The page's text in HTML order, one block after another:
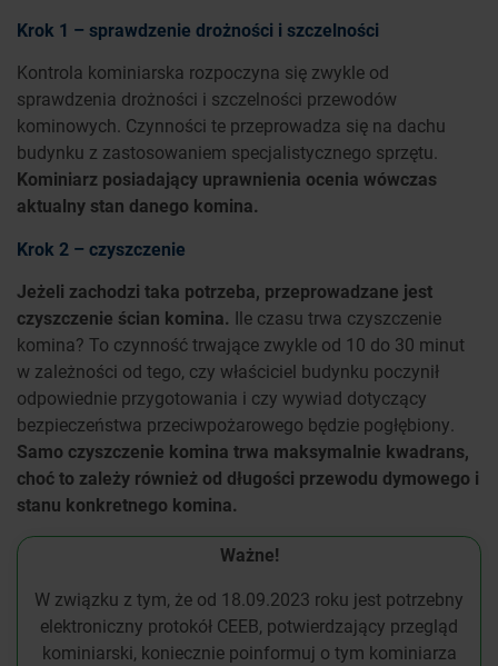
Krok 1 – sprawdzenie drożności i szczelności
Kontrola kominiarska rozpoczyna się zwykle od
sprawdzenia drożności i szczelności przewodów
kominowych. Czynności te przeprowadza się na dachu
budynku z zastosowaniem specjalistycznego sprzętu.
Kominiarz posiadający uprawnienia ocenia wówczas
aktualny stan danego komina.
Krok 2 – czyszczenie
Jeżeli zachodzi taka potrzeba, przeprowadzane jest
czyszczenie ścian komina. Ile czasu trwa czyszczenie
komina? To czynność trwające zwykle od 10 do 30 minut
w zależności od tego, czy właściciel budynku poczynił
odpowiednie przygotowania i czy wywiad dotyczący
bezpieczeństwa przeciwpożarowego będzie pogłębiony.
Samo czyszczenie komina trwa maksymalnie kwadrans,
choć to zależy również od długości przewodu dymowego i
stanu konkretnego komina.
Ważne!
W związku z tym, że od 18.09.2023 roku jest potrzebny
elektroniczny protokół CEEB, potwierdzający przegląd
kominiarski, koniecznie poinformuj o tym kominiarza